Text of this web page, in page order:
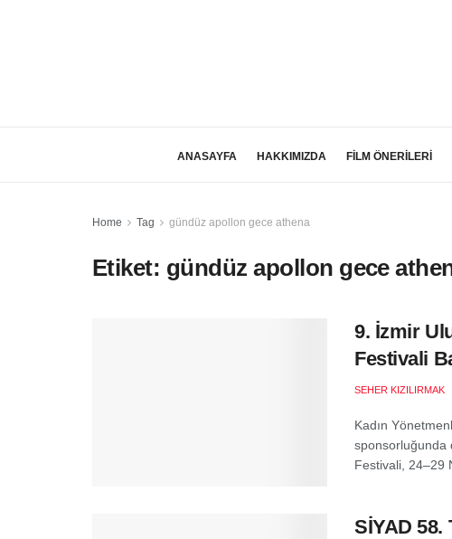
ANASAYFA HAKKIMIZDA FİLM ÖNERİLERİ
Home Tag gündüz apollon gece athena
Etiket: gündüz apollon gece
9. İzmir
Festivali
SEHER KIZILIRMAK
Kadın
sponsorluğunda
Festivali, 24–29
SİYAD 58.